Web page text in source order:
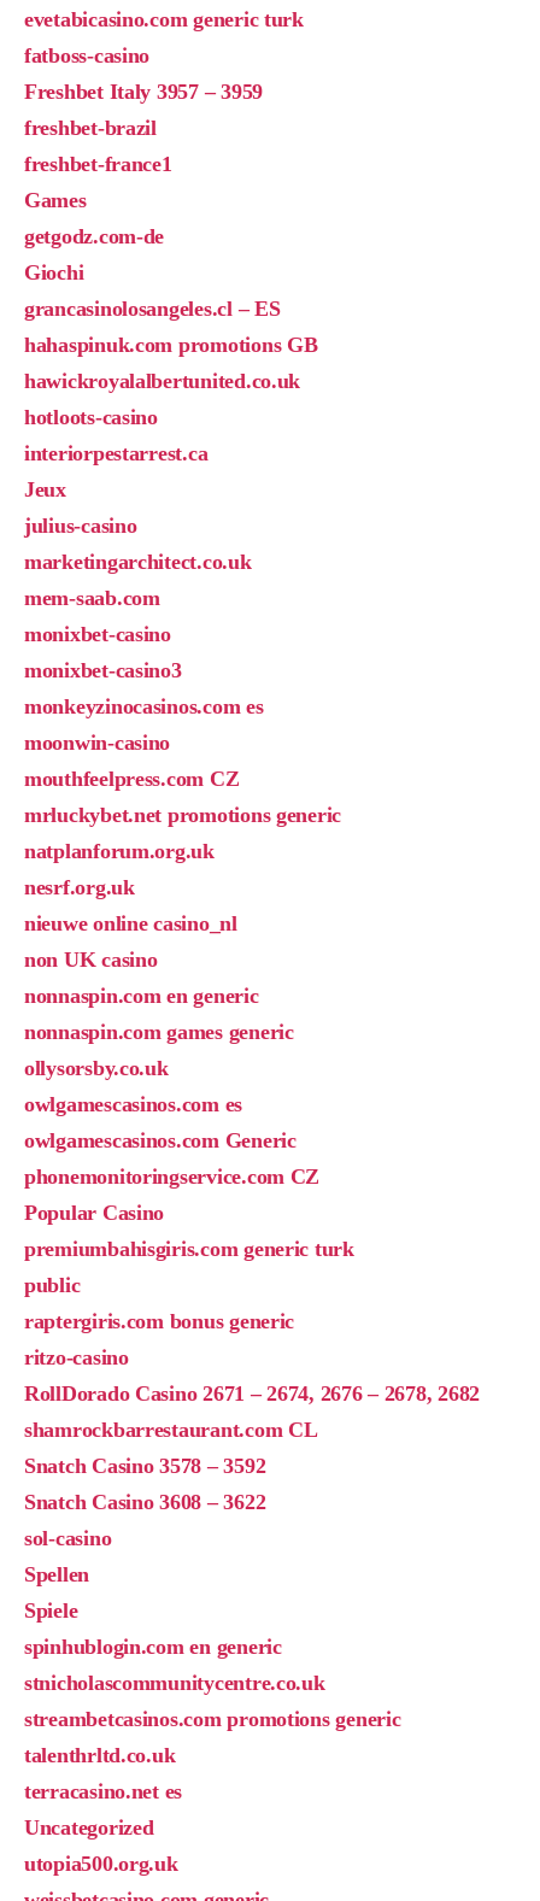
evetabicasino.com generic turk
fatboss-casino
Freshbet Italy 3957 – 3959
freshbet-brazil
freshbet-france1
Games
getgodz.com-de
Giochi
grancasinolosangeles.cl – ES
hahaspinuk.com promotions GB
hawickroyalalbertunited.co.uk
hotloots-casino
interiorpestarrest.ca
Jeux
julius-casino
marketingarchitect.co.uk
mem-saab.com
monixbet-casino
monixbet-casino3
monkeyzinocasinos.com es
moonwin-casino
mouthfeelpress.com CZ
mrluckybet.net promotions generic
natplanforum.org.uk
nesrf.org.uk
nieuwe online casino_nl
non UK casino
nonnaspin.com en generic
nonnaspin.com games generic
ollysorsby.co.uk
owlgamescasinos.com es
owlgamescasinos.com Generic
phonemonitoringservice.com CZ
Popular Casino
premiumbahisgiris.com generic turk
public
raptergiris.com bonus generic
ritzo-casino
RollDorado Casino 2671 – 2674, 2676 – 2678, 2682
shamrockbarrestaurant.com CL
Snatch Casino 3578 – 3592
Snatch Casino 3608 – 3622
sol-casino
Spellen
Spiele
spinhublogin.com en generic
stnicholascommunitycentre.co.uk
streambetcasinos.com promotions generic
talenthrltd.co.uk
terracasino.net es
Uncategorized
utopia500.org.uk